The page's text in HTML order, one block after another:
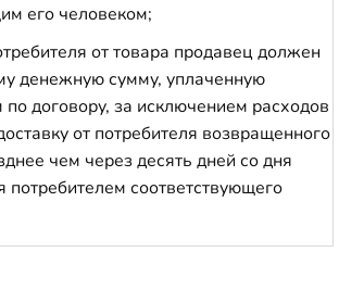
его человеком;
от товара продавец должен
денежную сумму, уплаченную
по договору, за исключением расходов
от потребителя возвращенного
чем через десять дней со дня
потребителем соответствующего